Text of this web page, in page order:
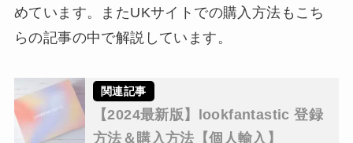
めています。またUKサイトでの購入方法もこち
らの記事の中で解説しています。
【2024最新版】lookfantastic 登録
方法＆購入方法【個人輸入】